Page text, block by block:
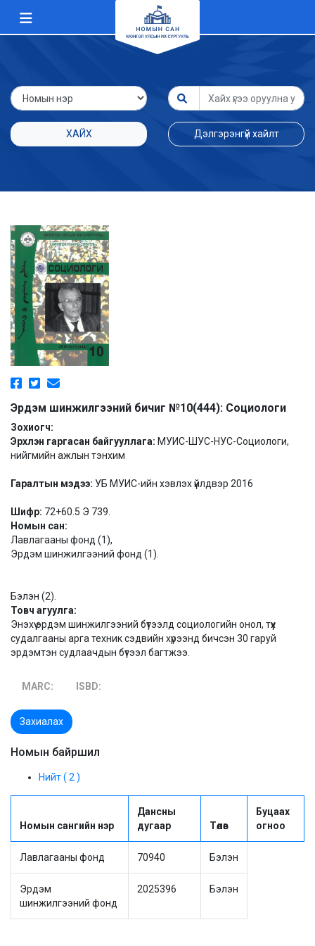
ХАЙХ Дэлгэрэнгүй хайлт
Эрдэм шинжилгээний бичиг №10(444): Социологи
Зохиогч:
Эрхлэн гаргасан байгууллага: МУИС-ШУС-НУС-Социологи,
нийгмийн ажлын тэнхим
Гаралтын мэдээ: УБ МУИС-ийн хэвлэх үйлдвэр 2016
Шифр: 72+60.5 Э 739.
Номын сан:
Лавлагааны фонд (1),
Эрдэм шинжилгээний фонд (1).
Бэлэн (2).
Товч агуулга:
Энэхүү эрдэм шинжилгээний бүтээлд социологийн онол, түүх
судалгааны арга техник сэдвийн хүрээнд бичсэн 30 гаруй
эрдэмтэн судлаачдын бүтээл багтжээ.
MARC: ISBD:
Захиалах
Номын байршил
Нийт ( 2 )
Номын сангийн нэр
Дансны
дугаар
Төлөв
Буцаах
огноо
Лавлагааны фонд 70940 Бэлэн
Эрдэм
шинжилгээний фонд
2025396 Бэлэн